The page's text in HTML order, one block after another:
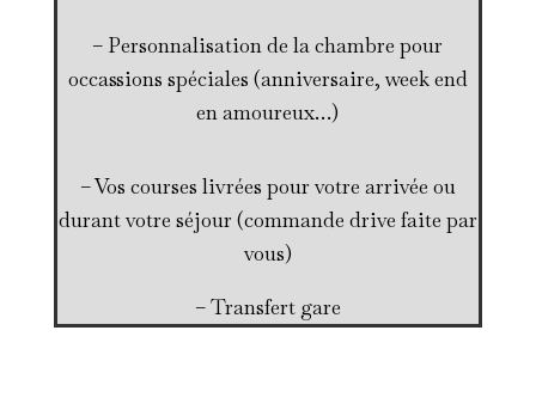
– Personnalisation de la chambre pour
occassions spéciales (anniversaire, week end
en amoureux…)
– Vos courses livrées pour votre arrivée ou
durant votre séjour (commande drive faite par
vous)
– Transfert gare